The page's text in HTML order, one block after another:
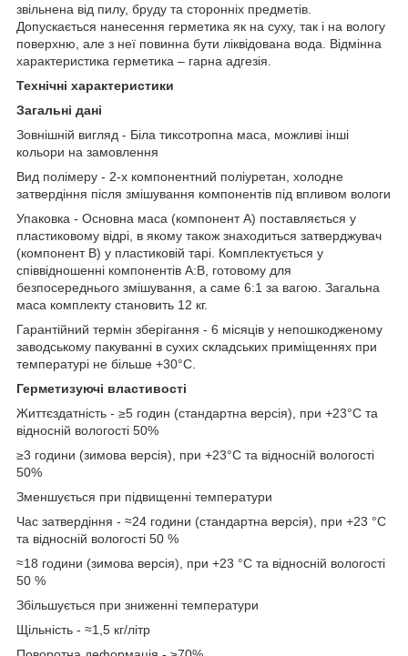
звільнена від пилу, бруду та сторонніх предметів.
Допускається нанесення герметика як на суху, так і на вологу
поверхню, але з неї повинна бути ліквідована вода. Відмінна
характеристика герметика – гарна адгезія.
Технічні характеристики
Загальні дані
Зовнішній вигляд - Біла тиксотропна маса, можливі інші
кольори на замовлення
Вид полімеру - 2-х компонентний поліуретан, холодне
затвердіння після змішування компонентів під впливом вологи
Упаковка - Основна маса (компонент A) поставляється у
пластиковому відрі, в якому також знаходиться затверджувач
(компонент B) у пластиковій тарі. Комплектується у
співвідношенні компонентів A:B, готовому для
безпосереднього змішування, а саме 6:1 за вагою. Загальна
маса комплекту становить 12 кг.
Гарантійний термін зберігання - 6 місяців у непошкодженому
заводському пакуванні в сухих складських приміщеннях при
температурі не більше +30°C.
Герметизуючі властивості
Життєздатність - ≥5 годин (стандартна версія), при +23°C та
відносній вологості 50%
≥3 години (зимова версія), при +23°C та відносній вологості
50%
Зменшується при підвищенні температури
Час затвердіння - ≈24 години (стандартна версія), при +23 °C
та відносній вологості 50 %
≈18 години (зимова версія), при +23 °C та відносній вологості
50 %
Збільшується при зниженні температури
Щільність - ≈1,5 кг/літр